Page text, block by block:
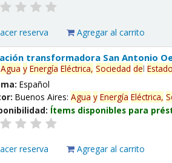
reserva Agregar al carrito
transformadora San Antonio
Agua y Energía Eléctrica, Sociedad delEstado
Español
Buenos Aires:Agua y Energía Eléctrica,
Ítems disponibles para
reserva Agregar al carrito